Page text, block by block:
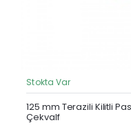
Stokta Var
125 mm Terazili Kilitli
Çekvalf